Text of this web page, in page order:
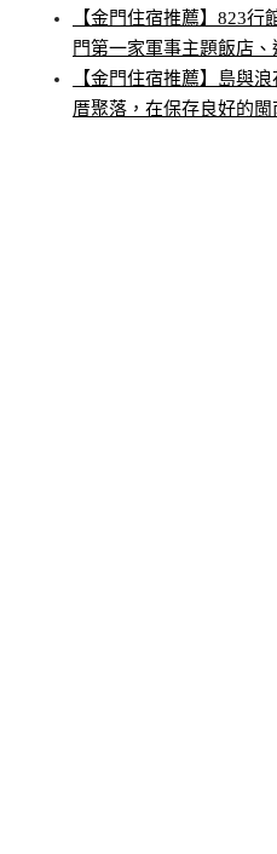
【金門住宿推薦】823
門第一家軍事主題飯店
【金門住宿推薦】島與
厝聚落，在保存良好的